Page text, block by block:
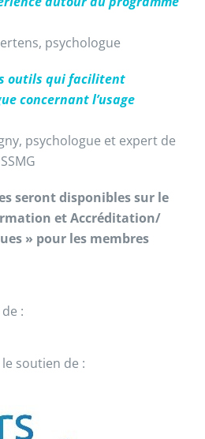
psychologue
outils qui facilitent
concernant l’usage
psychologue et expert de
seront disponibles sur le
et Accréditation/
» pour les membres
:
le soutien de :